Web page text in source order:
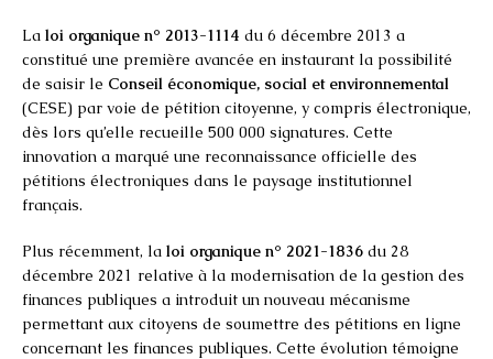
La loi organique n° 2013-1114 du 6 décembre 2013 a
constitué une première avancée en instaurant la possibilité
de saisir le Conseil économique, social et environnemental
(CESE) par voie de pétition citoyenne, y compris électronique,
dès lors qu’elle recueille 500 000 signatures. Cette
innovation a marqué une reconnaissance officielle des
pétitions électroniques dans le paysage institutionnel
français.
Plus récemment, la loi organique n° 2021-1836 du 28
décembre 2021 relative à la modernisation de la gestion des
finances publiques a introduit un nouveau mécanisme
permettant aux citoyens de soumettre des pétitions en ligne
concernant les finances publiques. Cette évolution témoigne